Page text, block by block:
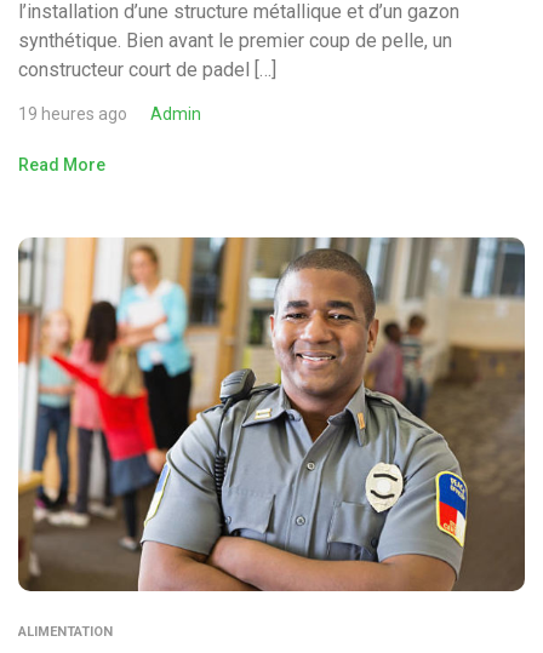
l’installation d’une structure métallique et d’un gazon
synthétique. Bien avant le premier coup de pelle, un
constructeur court de padel […]
19 heures ago Admin
Read More
ALIMENTATION